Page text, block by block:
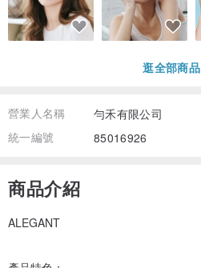
逛全部商品
營業人名稱
勻禾有限公司
統一編號
85016926
商品介紹
ALEGANT